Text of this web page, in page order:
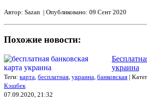
Автор: Sazan | Опубликовано: 09 Сент 2020
Похожие новости:
украина
Теги: карта бесплатная украина банковская |
Кэшбек
07.09.2020, 21:32